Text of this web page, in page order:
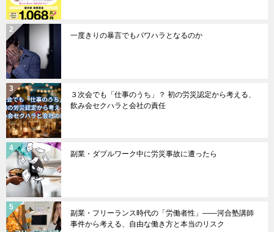
一度きりの暴言でもパワハラとなるのか
３次会でも「仕事のうち」？ 初の労災認定から考える、
飲み会セクハラと会社の責任
副業・ダブルワーク中に労災事故に遭ったら
副業・フリーランス時代の「労働者性」――河合塾講師
事件から考える、自由な働き方と本当のリスク